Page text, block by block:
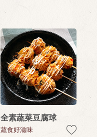
全素蔬菜豆腐球
蔬食好滋味